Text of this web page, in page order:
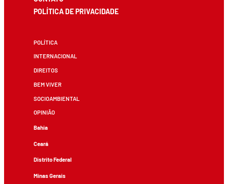
POLÍTICA DE PRIVACIDADE
POLÍTICA
INTERNACIONAL
DIREITOS
BEM VIVER
SOCIOAMBIENTAL
OPINIÃO
Bahia
Ceará
Distrito Federal
Minas Gerais